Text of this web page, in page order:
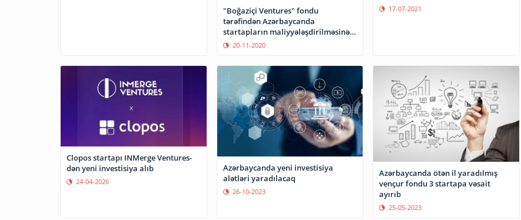
"Boğaziçi Ventures" fondu
tərəfindən Azərbaycanda
startapların maliyyələşdirilməsinə
start verilir
20-11-2020
17-07-2021
Clopos startapı INMerge Ventures-
dən yeni investisiya alıb
24-04-2026
Azərbaycanda yeni investisiya
alətləri yaradılacaq
26-10-2023
Azərbaycanda ötən il yaradılmış
vençur fondu 3 startapa vəsait
ayırıb
25-05-2023